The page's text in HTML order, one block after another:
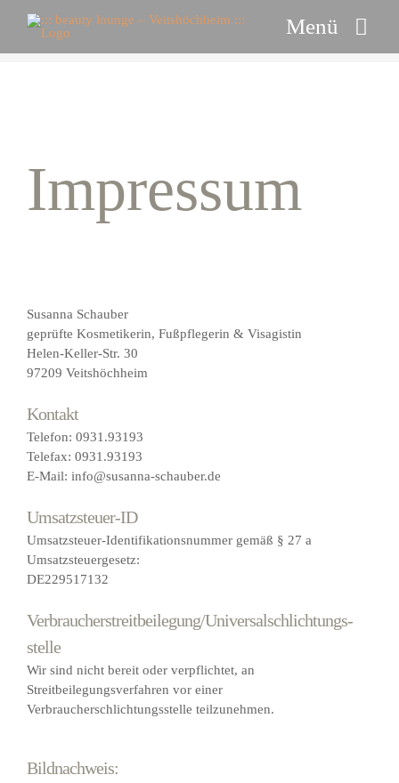
Inhalt
Menü
Botox
Impressum
Susanna Schauber
geprüfte Kosmetikerin, Fußpflegerin & Visagistin
Helen-Keller-Str. 30
97209 Veitshöchheim
Kontakt
Telefon: 0931.93193
Telefax: 0931.93193
E-Mail: info@susanna-schauber.de
Umsatzsteuer-ID
Umsatzsteuer-Identifikationsnummer gemäß § 27 a
Umsatzsteuergesetz:
DE229517132
Verbraucher­streit­beilegung/Universal­schlichtungs­
stelle
Wir sind nicht bereit oder verpflichtet, an
Streitbeilegungsverfahren vor einer
Verbraucherschlichtungsstelle teilzunehmen.
Bildnachweis: